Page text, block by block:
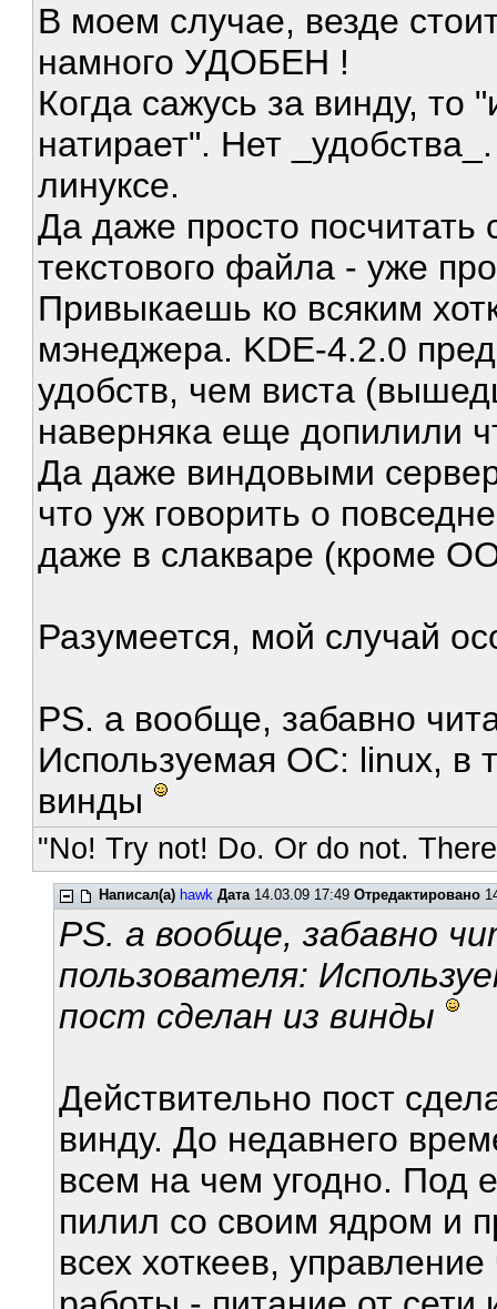
В моем случае, везде
намного УДОБЕН !
Когда сажусь за винду, то
натирает". Нет
линуксе.
Да даже просто посчитать
текстового файла - уже
Привыкаешь ко всяким
мэнеджера. KDE-4.2.0
удобств, чем виста
наверняка еще допилили
Да даже виндовыми
что уж говорить о
даже в слакваре (кроме
Разумеется, мой случай
PS. а вообще, забавно
Используемая ОС: linux, в
винды
"No! Try not! Do. Or do not.
Написал(а) hawk Дата14.03.09 17:49Отредактировано
PS. а вообще, забавно
пользователя:
пост сделан из винды
Действительно пост
винду. До недавнего
всем на чем угодно. Под
пилил со своим ядром и
всех хоткеев,